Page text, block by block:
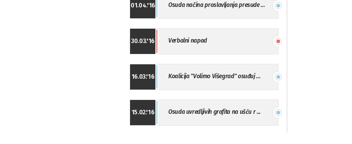
01.04.'16 Osuda načina proslavljanja presude ...
30.03.'16 Verbalni napad
16.03.'16 Koalicija "Volimo Višegrad" osuđuj ...
15.02.'16 Osuda uvredljivih grafita na ušću r ...